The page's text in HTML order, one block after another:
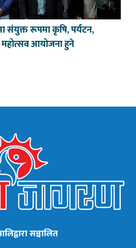
संयुक्त रूपमा कृषि, पर्यटन,
महोत्सव आयोजना हुने
सञ्चालित